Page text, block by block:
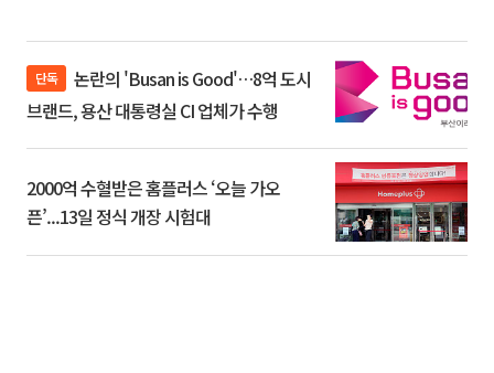
단독
브랜드, 용산 대통령실 CI 업체가 수행
2000억 수혈받은 홈플러스 ‘오늘 가오
픈’...13일 정식 개장 시험대